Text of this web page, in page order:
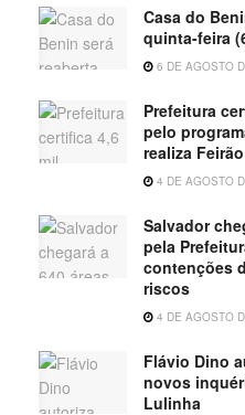
Casa do
quinta-feira
6 DE AGOSTO
Prefeitura
pelo
realiza
4 DE AGOSTO
Salvador
pela
contenções
riscos
4 DE AGOSTO
Flávio Dino
novos
Lulinha